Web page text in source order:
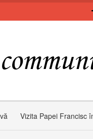
Vizita Papei Francisc